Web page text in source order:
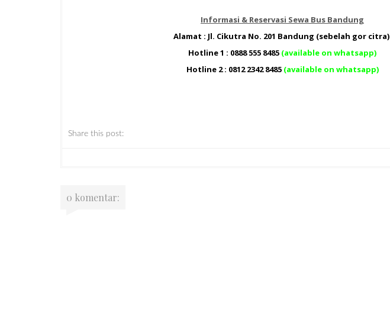
Informasi & Reservasi Sewa Bus Bandung
Alamat : Jl. Cikutra No. 201 Bandung (sebelah gor citra)
Hotline 1 : 0888 555 8485 (available on whatsapp)
Hotline 2 : 0812 2342 8485 (available on whatsapp)
Share this post:
0 komentar: